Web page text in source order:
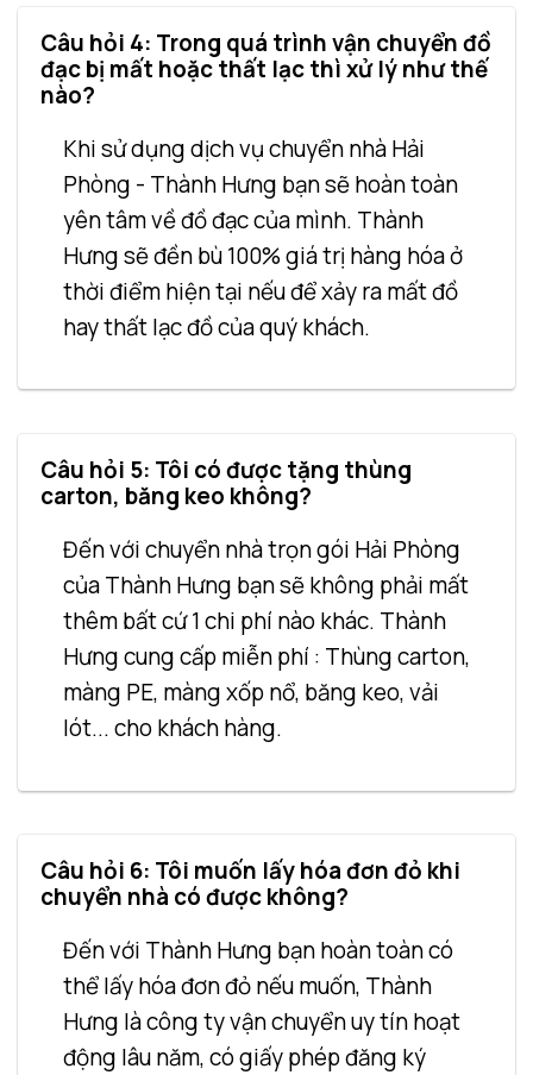
Câu hỏi 4: Trong quá trình vận chuyển đồ
đạc bị mất hoặc thất lạc thì xử lý như thế
nào?
Khi sử dụng dịch vụ chuyển nhà Hải
Phòng - Thành Hưng bạn sẽ hoàn toàn
yên tâm về đồ đạc của mình. Thành
Hưng sẽ đền bù 100% giá trị hàng hóa ở
thời điểm hiện tại nếu để xảy ra mất đồ
hay thất lạc đồ của quý khách.
Câu hỏi 5: Tôi có được tặng thùng
carton, băng keo không?
Đến với chuyển nhà trọn gói Hải Phòng
của Thành Hưng bạn sẽ không phải mất
thêm bất cứ 1 chi phí nào khác. Thành
Hưng cung cấp miễn phí : Thùng carton,
màng PE, màng xốp nổ, băng keo, vải
lót... cho khách hàng.
Câu hỏi 6: Tôi muốn lấy hóa đơn đỏ khi
chuyển nhà có được không?
Đến với Thành Hưng bạn hoàn toàn có
thể lấy hóa đơn đỏ nếu muốn, Thành
Hưng là công ty vận chuyển uy tín hoạt
động lâu năm, có giấy phép đăng ký